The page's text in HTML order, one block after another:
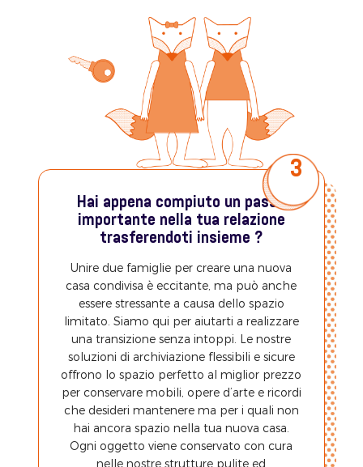
3
Hai appena compiuto un passo
importante nella tua relazione
trasferendoti insieme ?
Unire due famiglie per creare una nuova
casa condivisa è eccitante, ma può anche
essere stressante a causa dello spazio
limitato. Siamo qui per aiutarti a realizzare
una transizione senza intoppi. Le nostre
soluzioni di archiviazione flessibili e sicure
offrono lo spazio perfetto al miglior prezzo
per conservare mobili, opere d’arte e ricordi
che desideri mantenere ma per i quali non
hai ancora spazio nella tua nuova casa.
Ogni oggetto viene conservato con cura
nelle nostre strutture pulite ed